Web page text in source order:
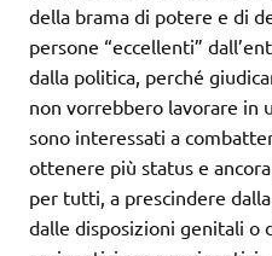
della brama di potere e di
persone “eccellenti”
dalla politica, perché
non vorrebbero lavorare in
sono interessati a
ottenere più status e
per tutti, a prescindere
dalle disposizioni genitali o